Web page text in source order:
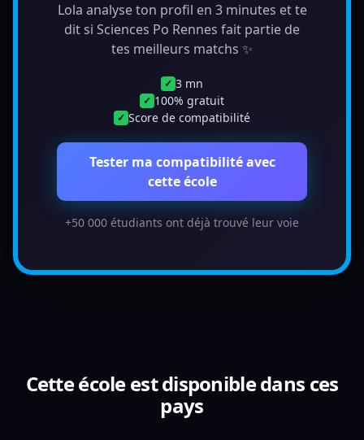
Lola analyse ton profil en 3 minutes et te
dit si Sciences Po Rennes fait partie de
tes meilleurs matchs ✨
✓ 3 mn
✓ 100% gratuit
✓ Score de compatibilité
Tester ma compatibilité avec
cette école
+50 000 étudiants ont déjà trouvé leur voie
Cette école est disponible dans ces
pays